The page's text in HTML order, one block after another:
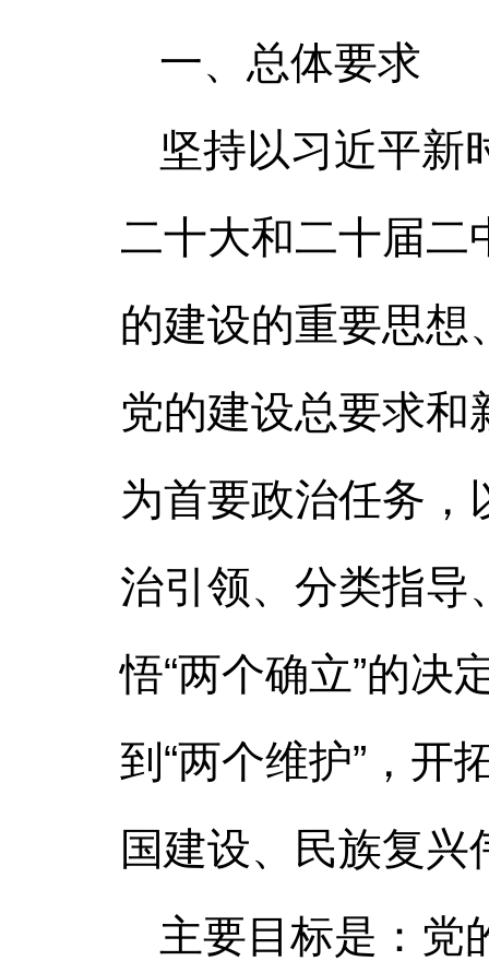
一、总体要求
坚持以习近平新
二十大和二十届二
的建设的重要思想
党的建设总要求和
为首要政治任务，
治引领、分类指导
悟“两个确立”的决
到“两个维护”，开
国建设、民族复
主要目标是：党